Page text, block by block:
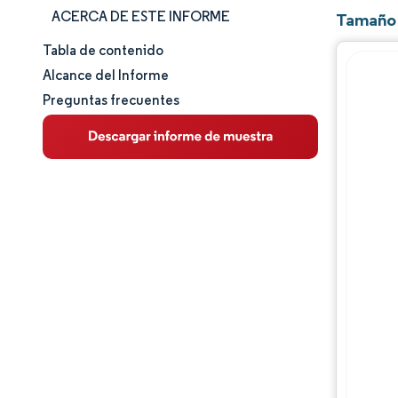
ACERCA DE ESTE INFORME
Tamaño y cuota de mercado
Análisis de mercado
Tendencias e ideas
Tabla de contenido
Alcance del Informe
Preguntas frecuentes